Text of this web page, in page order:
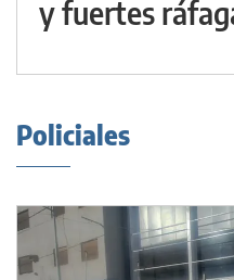
y fuertes
Policiales